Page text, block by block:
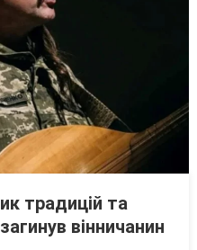
традицій та
вінничанин